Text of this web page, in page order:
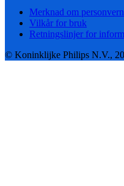
Merknad om personvern
Vilkår for bruk
Retningslinjer for
© Koninklijke Philips N.V.,